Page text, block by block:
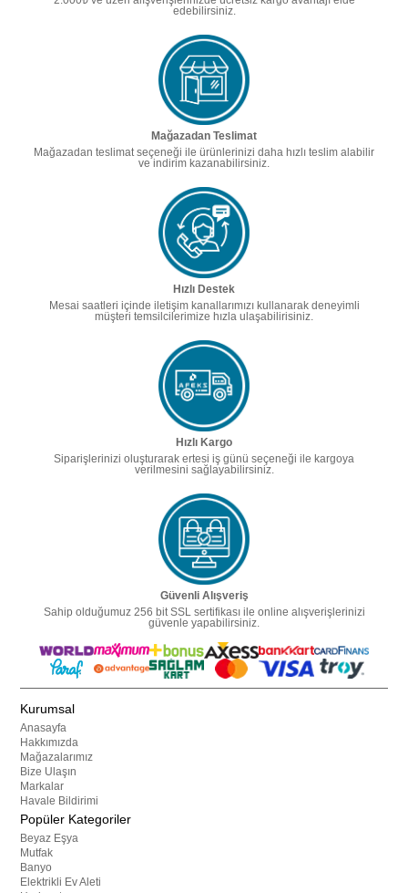
edebilirsiniz.
Mağazadan Teslimat
Mağazadan teslimat seçeneği ile ürünlerinizi daha hızlı teslim alabilir
ve indirim kazanabilirsiniz.
Hızlı Destek
Mesai saatleri içinde iletişim kanallarımızı kullanarak deneyimli
müşteri temsilcilerimize hızla ulaşabilirisiniz.
Hızlı Kargo
Siparişlerinizi oluşturarak ertesi iş günü seçeneği ile kargoya
verilmesini sağlayabilirsiniz.
Güvenli Alışveriş
Sahip olduğumuz 256 bit SSL sertifikası ile online alışverişlerinizi
güvenle yapabilirsiniz.
Kurumsal
Anasayfa
Hakkımızda
Mağazalarımız
Bize Ulaşın
Markalar
Havale Bildirimi
Popüler Kategoriler
Beyaz Eşya
Mutfak
Banyo
Elektrikli Ev Aleti